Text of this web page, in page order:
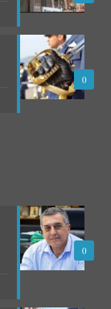
0
0